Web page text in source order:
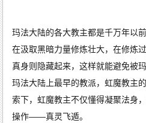
玛法大陆的各大教主都是千万年以
在汲取黑暗力量修炼壮大，在修炼
真身则隐藏起来，这样就能避免被
玛法大陆上最早的教派，虹魔教主
索下，虹魔教主不仅懂得凝聚法身
操作——真灵飞遁。